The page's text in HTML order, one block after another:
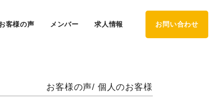
客様の声 メンバー 求人情報 お問い合わせ
お客様の声/ 個人のお客様